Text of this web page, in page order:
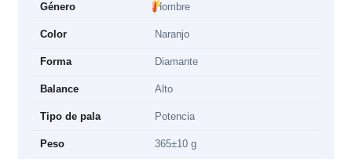
Género Hombre
Color Naranjo
Forma Diamante
Balance Alto
Tipo de pala Potencia
Peso 365±10 g